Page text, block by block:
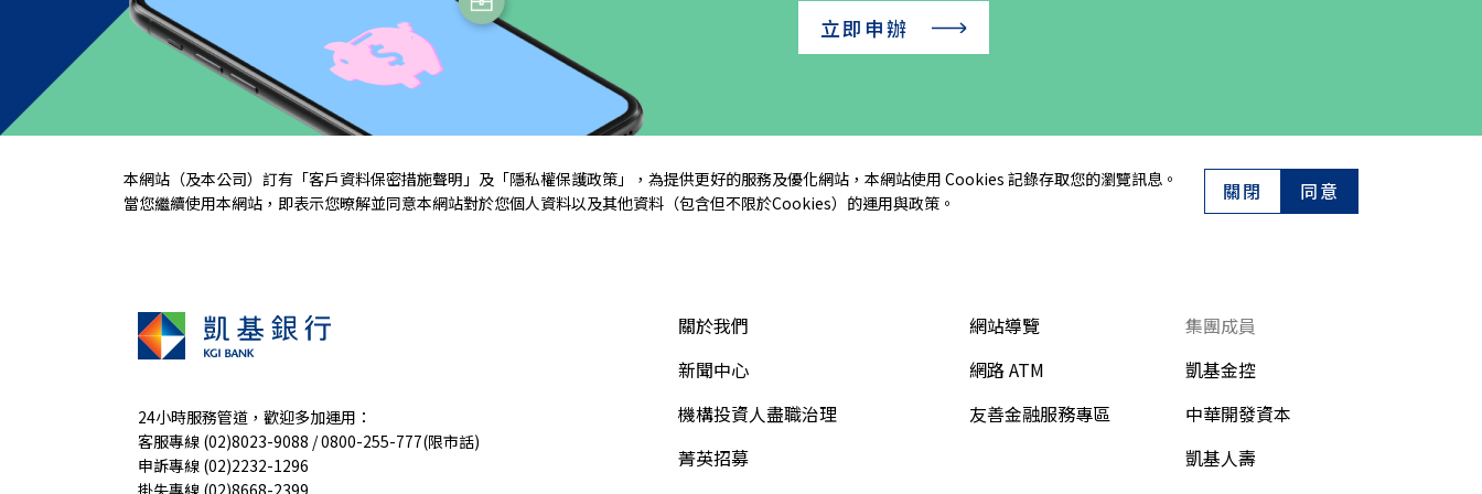
立即申辦
本網站（及本公司）訂有「客戶資料保密措施聲明 」及「隱私權保護政策」，為提供更好的服務及優化網站，本網站使用 Cookies 記錄存取您的瀏覽訊息。
當您繼續使用本網站，即表示您暸解並同意本網站對於您個人資料以及其他資料（包含但不限於Cookies）的運用與政策。
關閉 同意
24小時服務管道，歡迎多加運用：
客服專線 (02)8023-9088 / 0800-255-777(限市話)
申訴專線 (02)2232-1296
掛失專線 (02)8668-2399
關於我們
新聞中心
機構投資人盡職治理
菁英招募
網站導覽
網路 ATM
友善金融服務專區
集團成員
凱基金控
中華開發資本
凱基人壽